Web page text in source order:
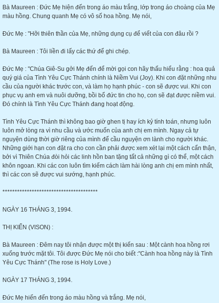
Bà Maureen : Đức Mẹ hiện đến trong áo màu trắng, lớp trong áo choàng của Mẹ
màu hồng. Chung quanh Mẹ có vô số hoa hồng. Mẹ nói,
Đức Mẹ : "Hỡi thiên thần của Mẹ, những dụng cụ để viết của con đâu rồi ?
Bà Maureen : Tôi liền đi lấy các thứ để ghi chép.
Đức Mẹ : "Chúa Giê-Su gởi Mẹ đến để mời gọi con hãy thấu hiểu rằng : hoa quả
quý giá của Tình Yêu Cực Thánh chính là Niềm Vui (Joy). Khi con đặt những nhu
cầu của người khác trước con, và làm họ hạnh phúc - con sẽ được vui. Khi con
phục vụ anh em và nuôi dưỡng, bồi bổ đức tin cho họ, con sẽ đạt được niềm vui.
Đó chính là Tình Yêu Cực Thánh đang hoạt động.
Tình Yêu Cực Thánh thì không bao giờ ghen tị hay ích kỷ tính toán, nhưng luôn
luôn mở lòng ra vì nhu cầu và ước muốn của anh chị em mình. Ngay cả tự
nguyện dùng thời giờ riêng của mình để cầu nguyện ơn lành cho người khác.
Những giới hạn con đặt ra cho con cần phải được xem xét lại một cách cẩn thận,
bởi vì Thiên Chúa đòi hỏi các linh hồn ban tặng tất cả những gì có thể, một cách
khôn ngoan. Khi các con luôn tìm kiếm cách làm hài lòng anh chị em mình nhất,
thì các con sẽ được vui sướng, hạnh phúc.
***************************************
NGÀY 16 THÁNG 3, 1994.
THỊ KIẾN (VISON) :
Bà Maureen : Đêm nay tôi nhận được một thị kiến sau : Một cành hoa hồng rơi
xuống trước mặt tôi. Tôi được Đức Mẹ nói cho biết :"Cành hoa hồng này là Tình
Yêu Cực Thánh" (The rose is Holy Love.)
NGÀY 17 THÁNG 3, 1994.
Đức Mẹ hiến đến trong áo màu hồng và trắng. Mẹ nói,